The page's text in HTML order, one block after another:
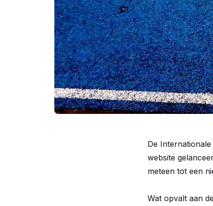
De
website
meteen tot een
Wat opvalt aan